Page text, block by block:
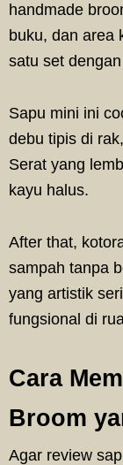
handmade
buku, dan area
satu set
Sapu mini ini
debu tipis di
Serat yang
kayu halus.
After that,
sampah tanpa
yang artistik
fungsional di
Cara
Broom
Agar review